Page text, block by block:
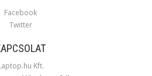
Facebook
Twitter
Kft.